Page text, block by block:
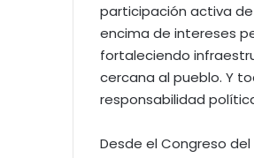
participación activa
encima de intereses
fortaleciendo
cercana al pueblo. Y
responsabilidad
Desde el Congreso